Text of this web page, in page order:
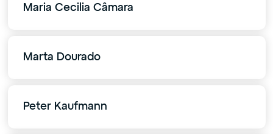
Maria Cecilia Câmara
Marta Dourado
Peter Kaufmann